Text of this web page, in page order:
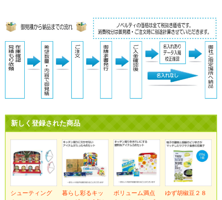
新しく登録された商品
シューティング
暮らし彩るキッ
ボリューム満点
ゆず胡椒豆２８